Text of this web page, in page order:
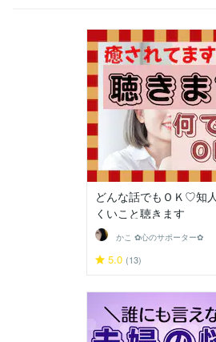
どんな話でもＯＫ♡知
くいこと聴きます
かこ ✿心のサポーター✿
5.0 (13)